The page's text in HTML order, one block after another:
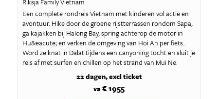
Een complete rondreis Vietnam met kinderen vol actie en
avontuur. Hike door de groene rijstterrassen rondom Sapa,
ga kajakken bij Halong Bay, spring achterop de motor in
Hu&eacute; en verken de omgeving van Hoi An per fiets.
Word zeiknat in Dalat tijdens een canyoning tocht en sluit je
reis af met surfen en chillen op het strand van Mui Ne.
22 dagen excl ticket
va € 1955